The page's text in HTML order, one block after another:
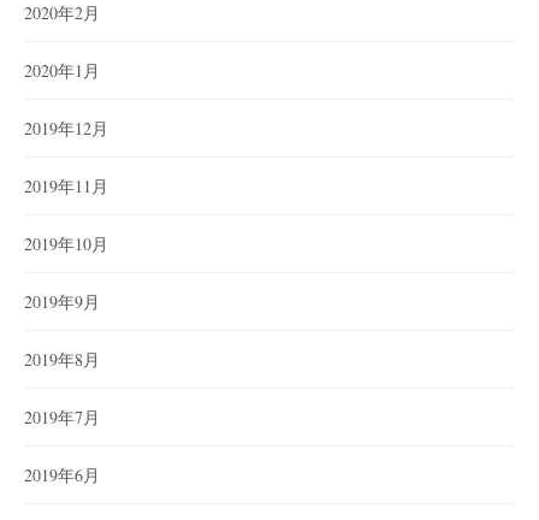
2020年2月
2020年1月
2019年12月
2019年11月
2019年10月
2019年9月
2019年8月
2019年7月
2019年6月